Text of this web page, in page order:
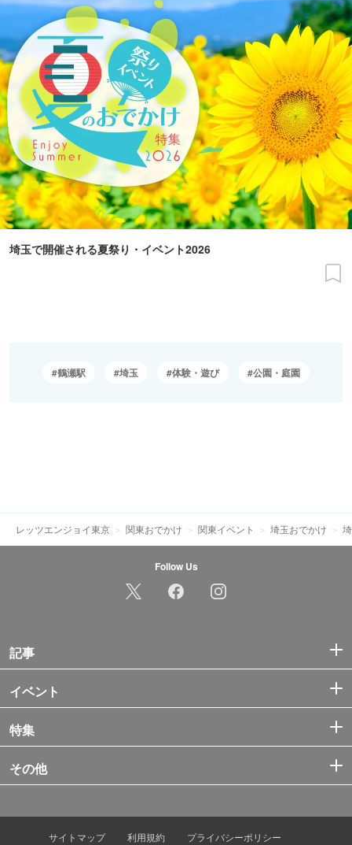
埼玉で開催される夏祭り・イベント2026
鶴瀬駅 埼玉 体験・遊び 公園・庭園
レッツエンジョイ東京 関東おでかけ 関東イベント 埼玉おでかけ
Follow Us
記事
イベント
特集
その他
サイトマップ 利用規約 プライバシーポリシー